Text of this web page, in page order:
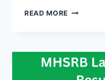
READ MORE HPSC
2025
OUT